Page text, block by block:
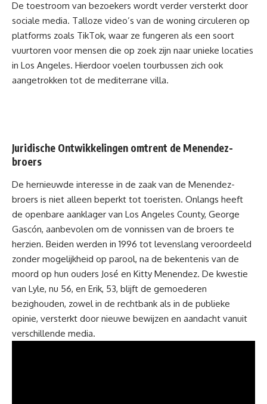
De toestroom van bezoekers wordt verder versterkt door
sociale media. Talloze video’s van de woning circuleren op
platforms zoals TikTok, waar ze fungeren als een soort
vuurtoren voor mensen die op zoek zijn naar unieke locaties
in Los Angeles. Hierdoor voelen tourbussen zich ook
aangetrokken tot de mediterrane villa.
Juridische Ontwikkelingen omtrent de Menendez-
broers
De hernieuwde interesse in de zaak van de Menendez-
broers is niet alleen beperkt tot toeristen. Onlangs heeft
de openbare aanklager van Los Angeles County, George
Gascón, aanbevolen om de vonnissen van de broers te
herzien. Beiden werden in 1996 tot levenslang veroordeeld
zonder mogelijkheid op parool, na de bekentenis van de
moord op hun ouders José en Kitty Menendez. De kwestie
van Lyle, nu 56, en Erik, 53, blijft de gemoederen
bezighouden, zowel in de rechtbank als in de publieke
opinie, versterkt door nieuwe bewijzen en aandacht vanuit
verschillende media.